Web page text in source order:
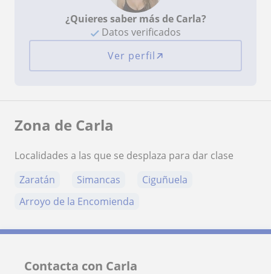
¿Quieres saber más de Carla?
Datos verificados
Ver perfil
Zona de Carla
Localidades a las que se desplaza para dar clase
Zaratán
Simancas
Ciguñuela
Arroyo de la Encomienda
Contacta con Carla